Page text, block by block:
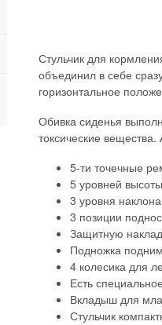
Стульчик для
объединил в себе
горизонтальное
Обивка сиденья
токсические
5-ти точечные
5 уровней
3 уровня
3 позиции
Защитную
Подножка
4 колесика для
Есть
Вкладыш для
Стульчик